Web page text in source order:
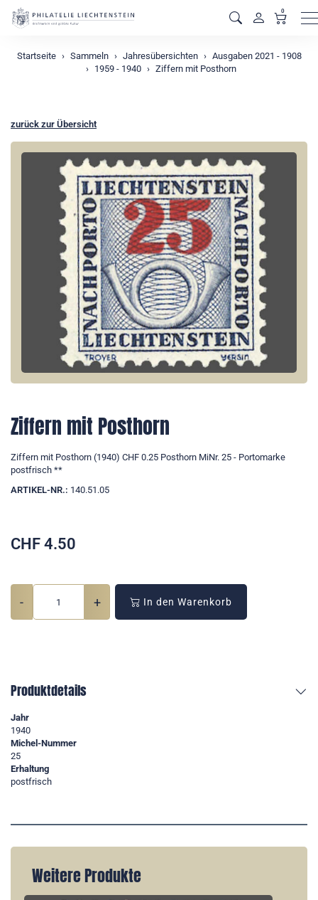
0
Startseite Sammeln Jahresübersichten
Ausgaben 2021 - 1908
1959 - 1940
Ziffern mit Posthorn
zurück zur Übersicht
Ziffern mit Posthorn
Ziffern mit Posthorn (1940) CHF 0.25 Posthorn MiNr. 25 - Portomarke
postfrisch **
ARTIKEL-NR.: 140.51.05
CHF 4.50
- + In den Warenkorb
Produktdetails
Jahr
1940
Michel-Nummer
25
Erhaltung
postfrisch
Weitere Produkte